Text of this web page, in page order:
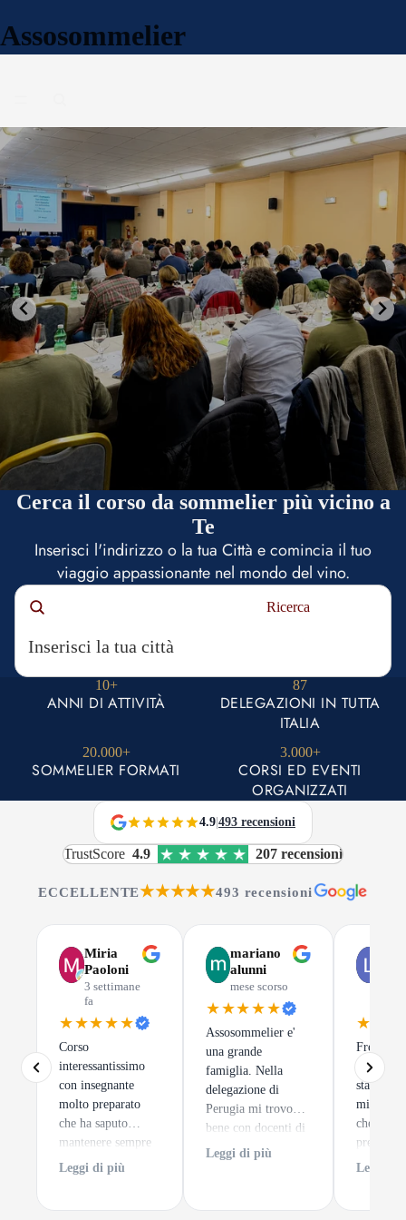
Assosommelier
Cerca il corso da sommelier più vicino a
Te
Inserisci l'indirizzo o la tua Città e comincia il tuo
viaggio appassionante nel mondo del vino.
Ricerca
10+
ANNI DI ATTIVITÀ
87
DELEGAZIONI IN TUTTA
ITALIA
20.000+
SOMMELIER FORMATI
3.000+
CORSI ED EVENTI
ORGANIZZATI
4.9 493 recensioni
TrustScore 4.9 207 recensioni
ECCELLENTE★★★★★493 recensioni
Miria
Paoloni
3 settimane
fa
★★★★★
Corso
interessantissimo
con insegnante
molto preparato
che ha saputo
mantenere sempre
alto l'interesse dei
Leggi di più
mariano
alunni
mese scorso
★★★★★
Assosommelier e'
una grande
famiglia. Nella
delegazione di
Perugia mi trovo
bene con docenti di
alto spessore ed un
Leggi di più
di
stata una
migliori
che
tratta
Leggi di